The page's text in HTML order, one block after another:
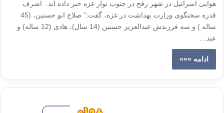
هوایی اسرائیل در شهر رفح در جنوب نوار غزه خبر داده اند. اشرف
قدره سخنگوی وزارت بهداشت در غزه، گفت:” صلاح ابو حسنین، (45
ساله ) و سه فرزندش عبدالعزیز حسنین (14 سال)، هادی (12 ساله) و
عبد…
ادامه »»»